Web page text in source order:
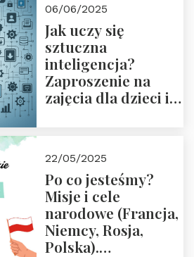
06/06/2025
Jak uczy się
sztuczna
inteligencja?
Zaproszenie na
zajęcia dla dzieci i
22/05/2025
Po co jesteśmy?
Misje i cele
narodowe (Francja,
Niemcy, Rosja,
Polska).